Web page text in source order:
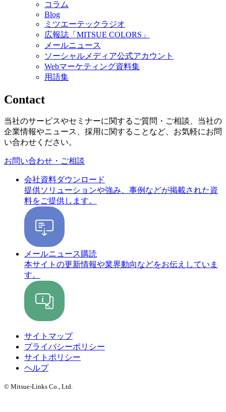
コラム
Blog
ミツエーテックラジオ
広報誌「MITSUE COLORS」
メールニュース
ソーシャルメディア公式アカウント
Webマーケティング資料集
用語集
Contact
当社のサービスやセミナーに関するご質問・ご相談、当社の
企業情報やニュース、採用に関することなど、お気軽にお問
い合わせください。
お問い合わせ・ご相談
会社資料ダウンロード
提供ソリューションや強み、事例などが掲載された資
料をご提供します。
メールニュース購読
本サイトの更新情報や業界動向などをお伝えしていま
す。
サイトマップ
プライバシーポリシー
サイトポリシー
ヘルプ
© Mitsue-Links Co., Ltd.